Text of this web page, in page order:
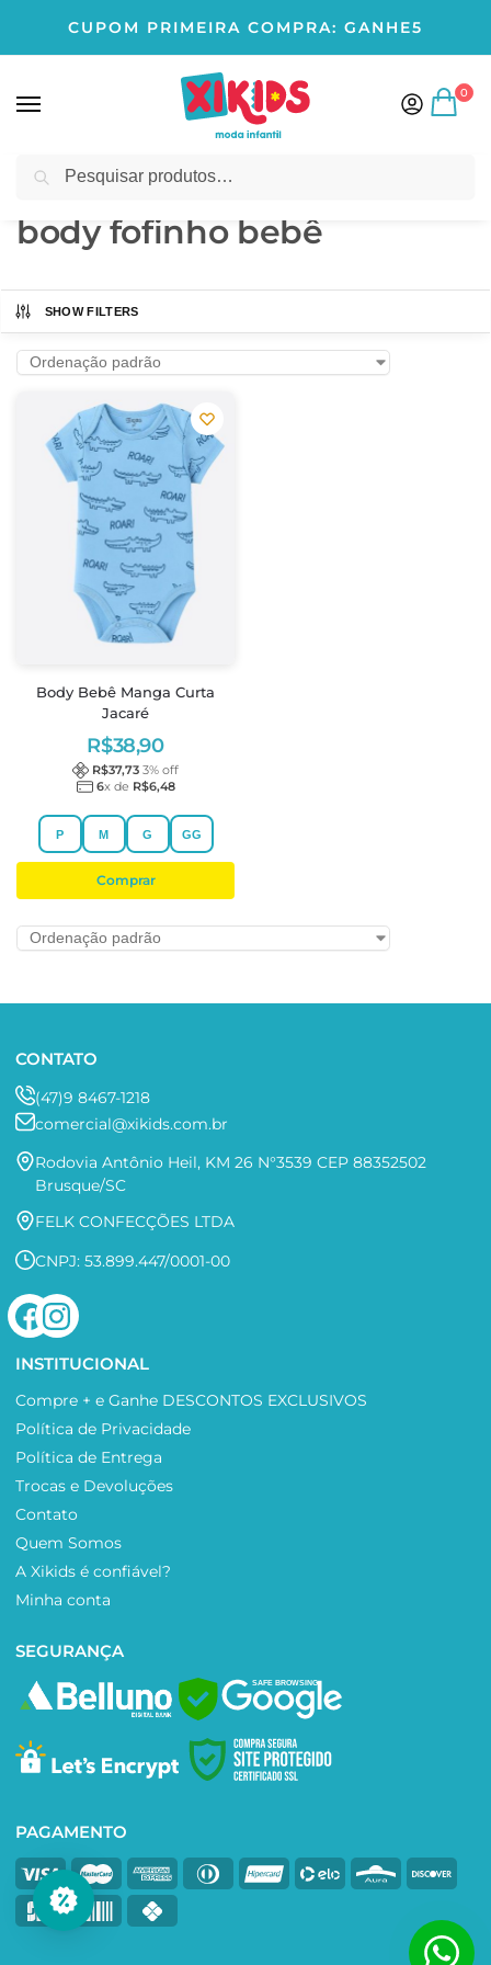
CUPOM PRIMEIRA COMPRA: GANHE5
0
Início Produtos marcados com a tag “body fofinho bebê”
body fofinho bebê
SHOW FILTERS
Body Bebê Manga Curta
Jacaré
R$38,90
R$37,73 3% off
6x de R$6,48
P M G GG
Comprar
CONTATO
(47)9 8467-1218
comercial@xikids.com.br
Rodovia Antônio Heil, KM 26 N°3539 CEP 88352502
Brusque/SC
FELK CONFECÇÕES LTDA
CNPJ: 53.899.447/0001-00
INSTITUCIONAL
Compre + e Ganhe DESCONTOS EXCLUSIVOS
Política de Privacidade
Política de Entrega
Trocas e Devoluções
Contato
Quem Somos
A Xikids é confiável?
Minha conta
SEGURANÇA
SAFE BROWSING
PAGAMENTO